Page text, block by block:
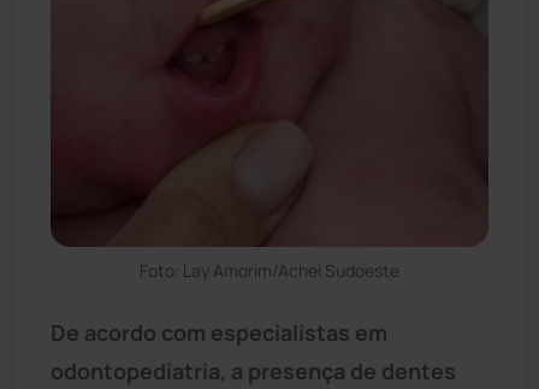
Foto: Lay Amorim/Achei Sudoeste
De acordo com especialistas em
odontopediatria, a presença de dentes